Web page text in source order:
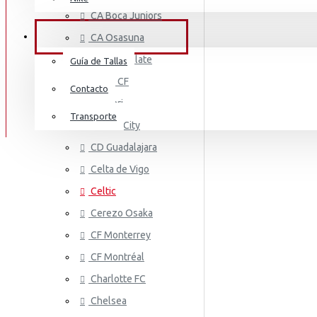
Irán
Estados Unidos
Japón
Países Bajos
Marruecos
Mount
Neymar Jr
Pedri
Ronaldo
Ter Stegen
Vini Jr
SERVICIO AL CLIENTE
Guía de Tallas
Contacto
Transporte
CA Boca Juniors
CA Osasuna
CA River Plate
Cádiz CF
Cagliari
Cardiff City
CD Guadalajara
Celta de Vigo
Celtic
Cerezo Osaka
CF Monterrey
CF Montréal
Charlotte FC
Chelsea